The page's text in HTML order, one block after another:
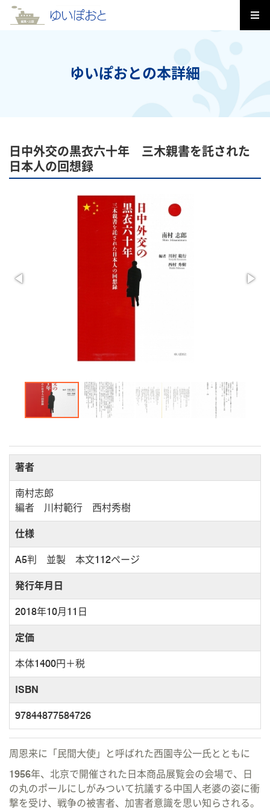
ゆいぽおとの本詳細
日中外交の黒衣六十年 三木親書を託された
日本人の回想録
著者
南村志郎
編者 川村範行 西村秀樹
仕様
A5判 並製 本文112ページ
発行年月日
2018年10月11日
定価
本体1400円＋税
ISBN
97844877584726
周恩来に「民間大使」と呼ばれた西園寺公一氏とともに
1956年、北京で開催された日本商品展覧会の会場で、日
の丸のポールにしがみついて抗議する中国人老婆の姿に衝
撃を受け、戦争の被害者、加害者意識を思い知らされる。